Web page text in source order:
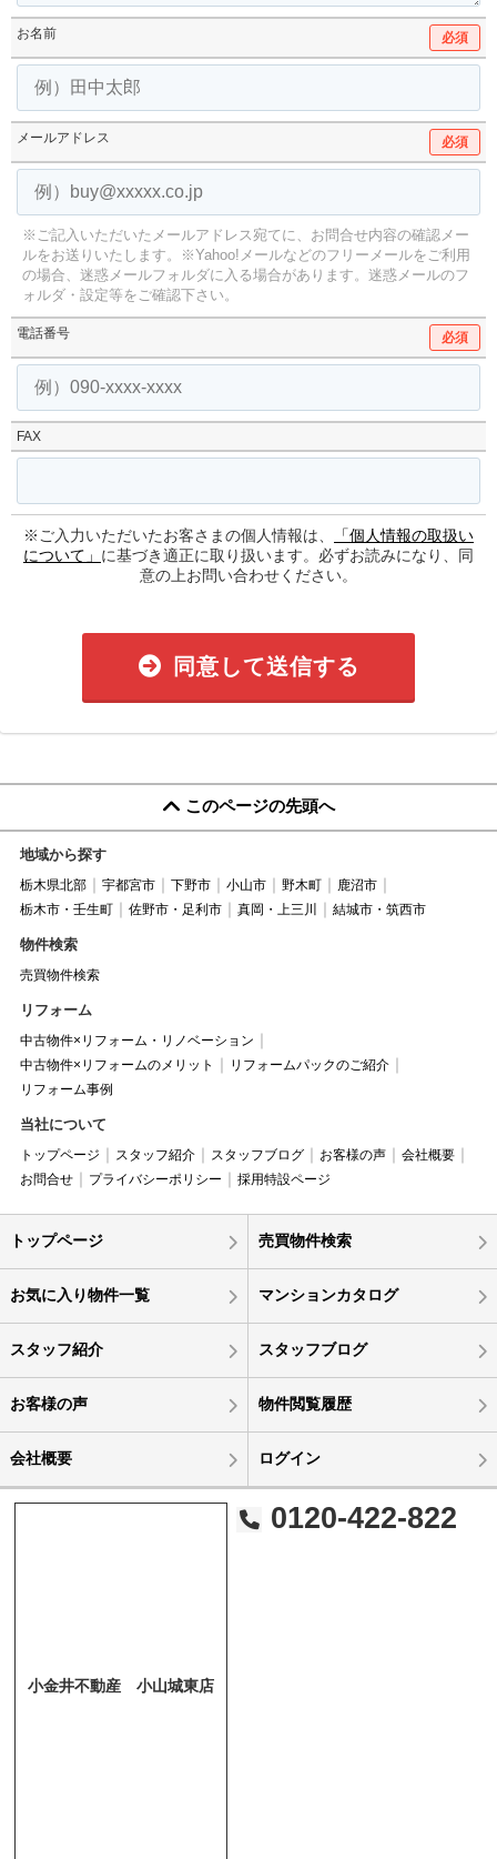
お名前 必須
メールアドレス 必須
※ご記入いただいたメールアドレス宛てに、お問合せ内容の確認メー
ルをお送りいたします。
※Yahoo!メールなどのフリーメールをご利用
の場合、迷惑メールフォルダに入る場合があります。 迷惑メールのフ
ォルダ・設定等をご確認下さい。
電話番号 必須
FAX
※ご入力いただいたお客さまの個人情報は、
「個人情報の取扱い
について」 に基づき適正に取り扱います。必ずお読みになり、同
意の上お問い合わせください。
同意して送信する
このページの先頭へ
地域から探す
栃木県北部 宇都宮市 下野市 小山市 野木町
鹿沼市
栃木市・壬生町
佐野市・足利市 真岡・上三川 結城市・筑西市
物件検索
売買物件検索
リフォーム
中古物件×リフォーム・リノベーション
中古物件×リフォームのメリット
リフォームパックのご紹介
リフォーム事例
当社について
トップページ スタッフ紹介 スタッフブログ お客様の声
会社概要
お問合せ
プライバシーポリシー 採用特設ページ
トップページ 売買物件検索
お気に入り物件一覧 マンションカタログ
スタッフ紹介 スタッフブログ
お客様の声 物件閲覧履歴
会社概要 ログイン
小金井不動産 小山城東店
0120-422-822